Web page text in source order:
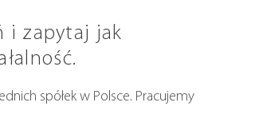
i zapytaj jak
spółek w Polsce. Pracujemy